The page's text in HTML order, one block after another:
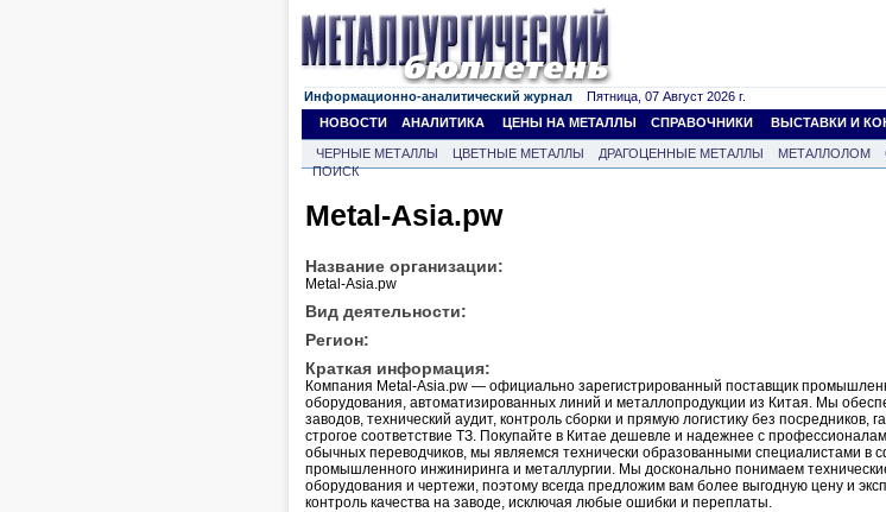
Информационно-аналитический журнал Пятница, 07 Август 2026 г.
НОВОСТИ
АНАЛИТИКА ЦЕНЫ НА МЕТАЛЛЫ СПРАВОЧНИКИ ВЫСТАВКИ И
ЧЕРНЫЕ МЕТАЛЛЫ ЦВЕТНЫЕ МЕТАЛЛЫ ДРАГОЦЕННЫЕ МЕТАЛЛЫ МЕТАЛЛОЛОМ
ПОИСК
Metal-Asia.pw
Название организации:
Metal-Asia.pw
Вид деятельности:
Регион:
Краткая информация:
Компания Metal-Asia.pw — официально зарегистрированный поставщик
оборудования, автоматизированных линий и металлопродукции из Китая. Мы
заводов, технический аудит, контроль сборки и прямую логистику без посредников,
строгое соответствие ТЗ. Покупайте в Китае дешевле и надежнее с
обычных переводчиков, мы являемся технически образованными специалистами в
промышленного инжиниринга и металлургии. Мы досконально понимаем
оборудования и чертежи, поэтому всегда предложим вам более выгодную цену и
контроль качества на заводе, исключая любые ошибки и переплаты.